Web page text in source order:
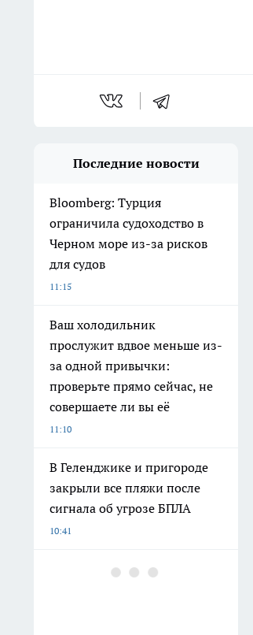
Последние новости
Bloomberg: Турция
ограничила судоходство в
Черном море из-за рисков
для судов
11:15
Ваш холодильник
прослужит вдвое меньше из-
за одной привычки:
проверьте прямо сейчас, не
совершаете ли вы её
11:10
В Геленджике и пригороде
закрыли все пляжи после
сигнала об угрозе БПЛА
10:41
Беру пачку дешевых